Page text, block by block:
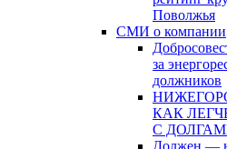
Поволжья
СМИ о компании
за
должников
КАК
С